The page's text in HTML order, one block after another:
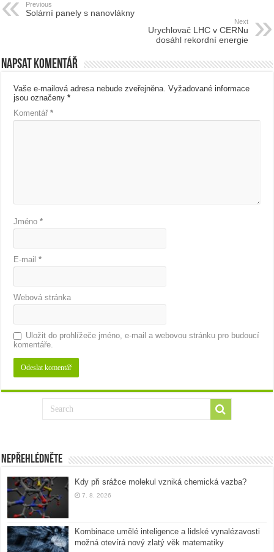
Previous
Solární panely s nanovlákny
Next
Urychlovač LHC v CERNu
dosáhl rekordní energie
Napsat komentář
Vaše e-mailová adresa nebude zveřejněna. Vyžadované informace
jsou označeny*
Komentář*
Jméno*
E-mail*
Webová stránka
Uložit do prohlížeče jméno, e-mail a webovou stránku pro budoucí
komentáře.
Nepřehlédněte
Kdy při srážce molekul vzniká chemická vazba?
7. 8. 2026
Kombinace umělé inteligence a lidské vynalézavosti
možná otevírá nový zlatý věk matematiky